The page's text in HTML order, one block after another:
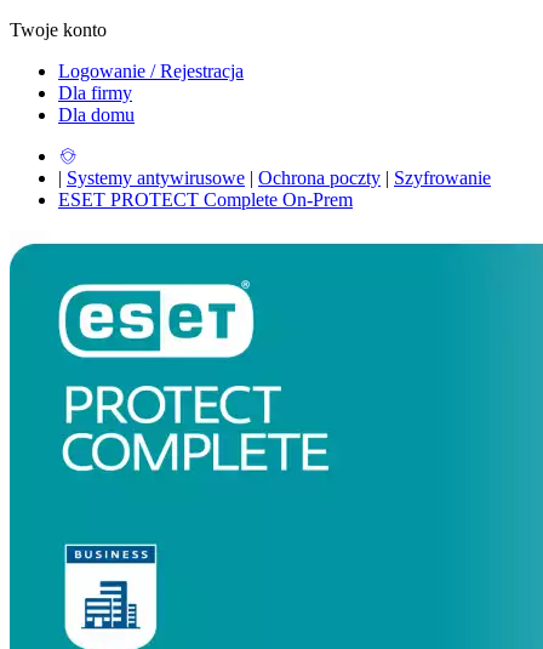
Twoje konto
Logowanie / Rejestracja
Dla firmy
Dla domu
| Systemy antywirusowe | Ochrona poczty | Szyfrowanie
ESET PROTECT Complete On-Prem